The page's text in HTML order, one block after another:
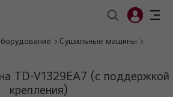
Сушильные машины
TD-V1329EA7 (с поддержкой
крепления)